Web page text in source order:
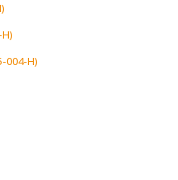
004-H)podmínkou k